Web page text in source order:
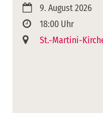
9. August 2026
18:00 Uhr
St.-Martini-